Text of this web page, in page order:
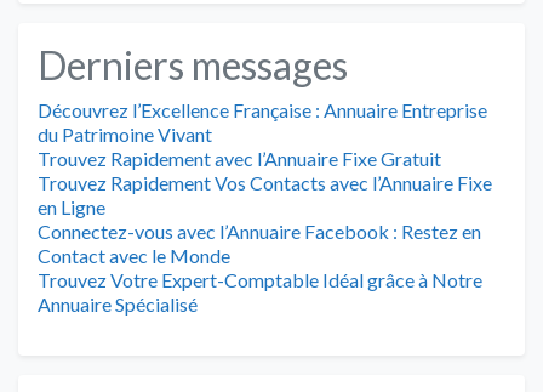
Derniers messages
Découvrez l’Excellence Française : Annuaire Entreprise
du Patrimoine Vivant
Trouvez Rapidement avec l’Annuaire Fixe Gratuit
Trouvez Rapidement Vos Contacts avec l’Annuaire Fixe
en Ligne
Connectez-vous avec l’Annuaire Facebook : Restez en
Contact avec le Monde
Trouvez Votre Expert-Comptable Idéal grâce à Notre
Annuaire Spécialisé